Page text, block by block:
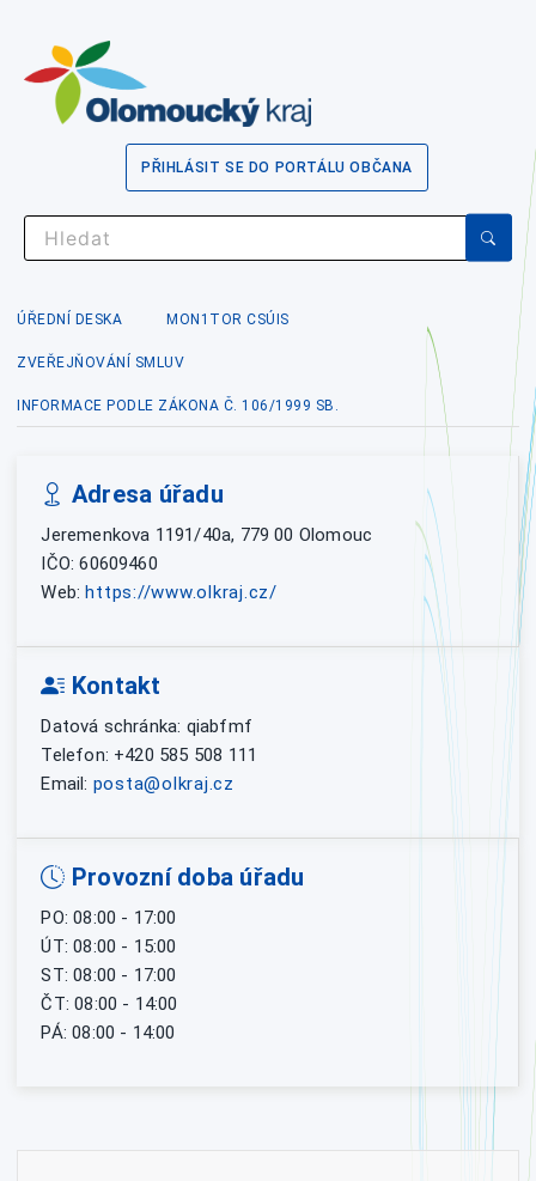
PŘIHLÁSIT SE DO PORTÁLU OBČANA
ÚŘEDNÍ DESKA MON1TOR CSÚIS
ZVEŘEJŇOVÁNÍ SMLUV
INFORMACE PODLE ZÁKONA Č. 106/1999 SB.
Adresa úřadu
Jeremenkova 1191/40a, 779 00 Olomouc
IČO: 60609460
Web: https://www.olkraj.cz/
Kontakt
Datová schránka: qiabfmf
Telefon: +420 585 508 111
Email: posta@olkraj.cz
Provozní doba úřadu
PO: 08:00 - 17:00
ÚT: 08:00 - 15:00
ST: 08:00 - 17:00
ČT: 08:00 - 14:00
PÁ: 08:00 - 14:00